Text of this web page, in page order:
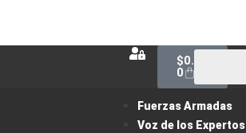
$0.00
0
Fuerzas Armadas
Voz de los Expertos